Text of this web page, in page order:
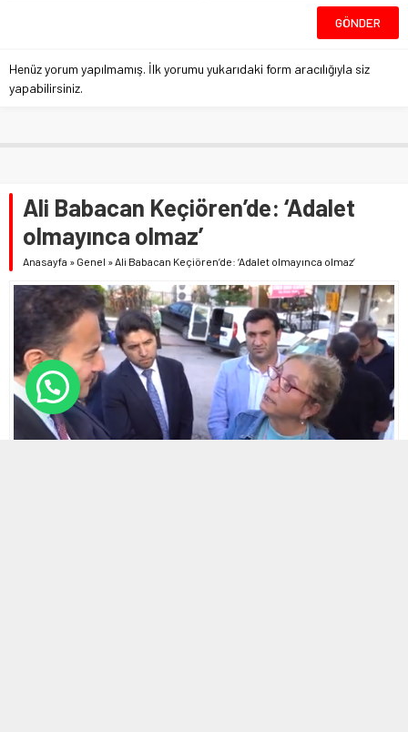
Henüz yorum yapılmamış. İlk yorumu yukarıdaki form aracılığıyla siz
yapabilirsiniz.
Ali Babacan Keçiören’de: ‘Adalet
olmayınca olmaz’
Anasayfa » Genel » Ali Babacan Keçiören’de: ‘Adalet olmayınca olmaz’